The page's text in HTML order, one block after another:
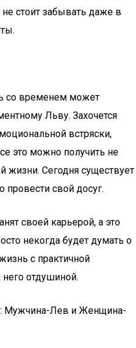
стоит забывать даже в
со временем может
Льву. Захочется
встряски,
это можно получить не
жизни. Сегодня существует
провести свой досуг.
своей карьерой, а это
некогда будет думать о
с практичной
отдушиной.
Mужчинa-Лeв и Жeнщинa-